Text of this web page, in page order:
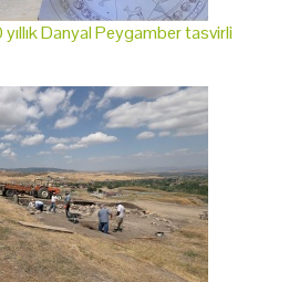
Danyal Peygamber tasvirli